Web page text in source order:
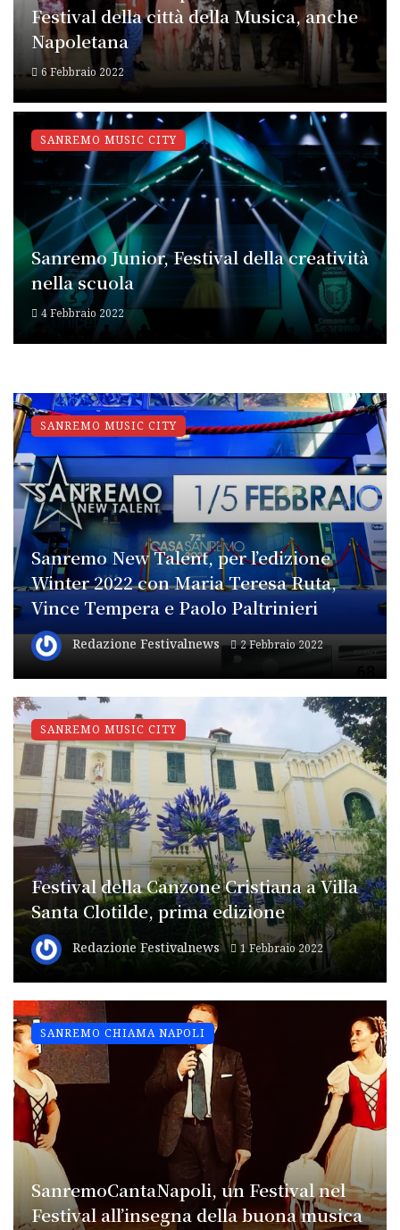
Festival della città della Musica, anche
Napoletana
6 Febbraio 2022
Sanremo Junior, Festival della creatività
nella scuola
4 Febbraio 2022
SANREMO MUSIC CITY
Sanremo New Talent, per l’edizione
Winter 2022 con Maria Teresa Ruta,
Vince Tempera e Paolo Paltrinieri
Redazione Festivalnews 2 Febbraio 2022
SANREMO MUSIC CITY
Festival della Canzone Cristiana a Villa
Santa Clotilde, prima edizione
Redazione Festivalnews 1 Febbraio 2022
SANREMO MUSIC CITY
SanremoCantaNapoli, un Festival nel
Festival all’insegna della buona musica
SANREMO CHIAMA NAPOLI